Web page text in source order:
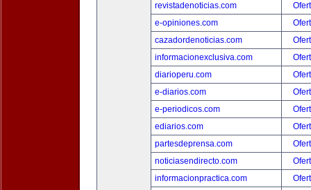
revistadenoticias.com
e-opiniones.com
cazadordenoticias.com
informacionexclusiva.com
diarioperu.com
e-diarios.com
e-periodicos.com
ediarios.com
partesdeprensa.com
noticiasendirecto.com
informacionpractica.com